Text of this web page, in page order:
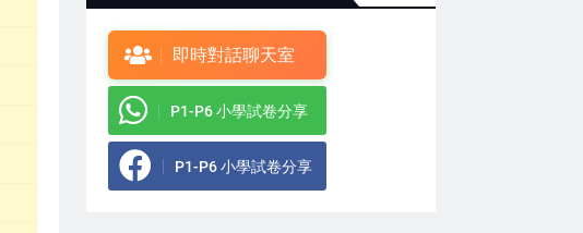
即時對話聊天室
P1-P6 小學試卷分享
P1-P6 小學試卷分享